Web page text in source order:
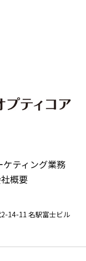
ケティング業務
概要
14-11 名駅富士ビル